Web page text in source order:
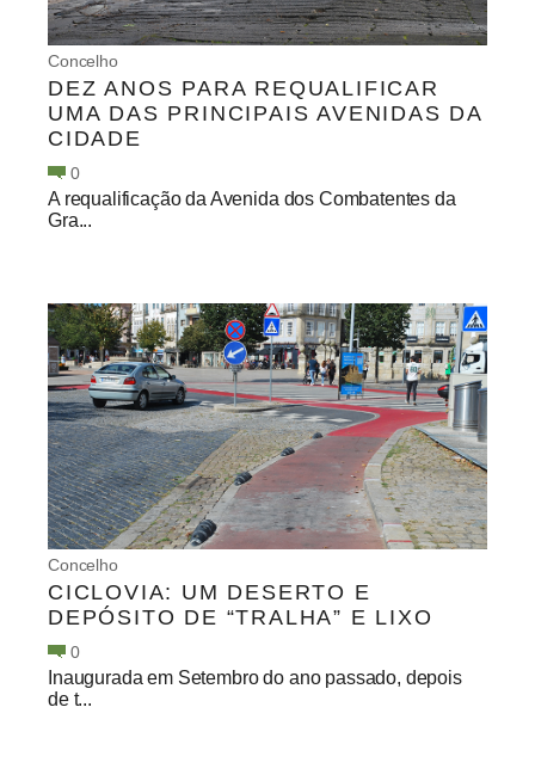
Concelho
DEZ ANOS PARA REQUALIFICAR
UMA DAS PRINCIPAIS AVENIDAS DA
CIDADE
0
A requalificação da Avenida dos Combatentes da
Gra...
Concelho
CICLOVIA: UM DESERTO E
DEPÓSITO DE “TRALHA” E LIXO
0
Inaugurada em Setembro do ano passado, depois
de t...